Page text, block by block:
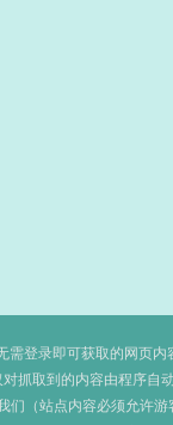
登录即可获取的网页
抓取到的内容由程序自
们（站点内容必须允许